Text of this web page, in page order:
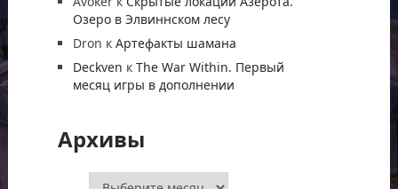
Озеро в Элвиннском лесу
Dron кАртефакты шамана
Deckven кThe War Within. Первый
месяц игры в дополнении
Архивы
Архивы